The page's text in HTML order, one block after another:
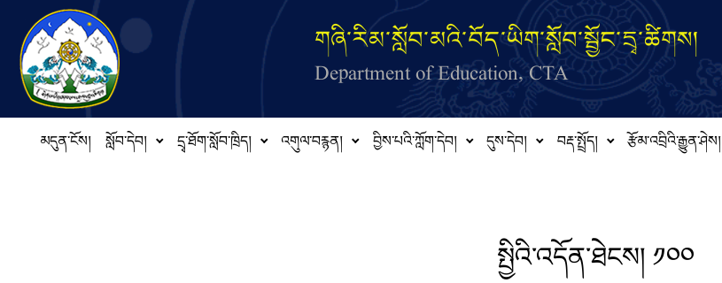
Skip to main content
གཞི་རིམ་སློབ་མའི་བོད་ཡིག་སློབ་སྦྱོང་དྲྭ་ཚིགས།
Department of Education, CTA
མདུན་ངོས། སློབ་དེབ། དྲྭ་ཐོག་སློབ་ཁྲིད། འགུལ་བརྙན། བྱིས་པའི་ཀློག་དེབ། དུས་དེབ། བརྡ་སྤྲོད། རྩོམ་འབྲིའི་རྒྱུན་ཤེས།
སྤྱིའི་འདོན་ཐེངས། ༡༠༠